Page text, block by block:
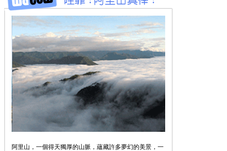
阿里山，一個得天獨厚的山脈，蘊藏許多夢幻的美景，一